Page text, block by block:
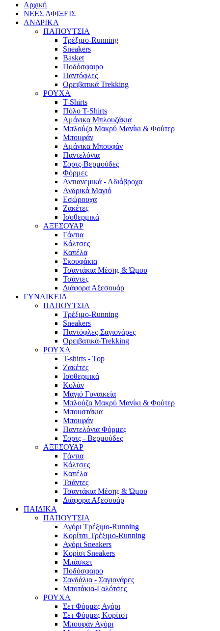
Αρχική
ΝΕΕΣ ΑΦΙΞΕΙΣ
AΝΔΡΙΚΑ
ΠΑΠΟΥΤΣΙΑ
Τρέξιμο-Running
Sneakers
Basket
Ποδόσφαιρο
Παντόφλες
Ορειβατικά Trekking
ΡΟΥΧΑ
T-Shirts
Πόλο T-Shirts
Αμάνικα Μπλουζάκια
Μπλούζα Μακρύ Μανίκι & Φούτερ
Μπουφάν
Αμάνικα Μπουφάν
Παντελόνια
Σορτς-Βερμούδες
Φόρμες
Αντιανεμικά - Αδιάβροχα
Ανδρικά Μαγιό
Εσώρουχα
Ζακέτες
Ισοθερμικά
ΑΞΕΣΟΥΑΡ
Γάντια
Κάλτσες
Καπέλα
Σκουφάκια
Τσαντάκια Μέσης & Ώμου
Τσάντες
Διάφορα Αξεσουάρ
ΓΥΝΑΙΚΕΙΑ
ΠΑΠΟΥΤΣΙΑ
Τρέξιμο-Running
Sneakers
Παντόφλες-Σαγιονάρες
Ορειβατικά-Trekking
ΡΟΥΧΑ
T-shirts - Top
Ζακέτες
Ισοθερμικά
Κολάν
Μαγιό Γυναικεία
Μπλούζα Μακρύ Μανίκι & Φούτερ
Μπουστάκια
Μπουφάν
Παντελόνια Φόρμες
Σορτς - Βερμούδες
ΑΞΕΣΟΥΑΡ
Γάντια
Κάλτσες
Καπέλα
Τσάντες
Τσαντάκια Μέσης & Ώμου
Διάφορα Αξεσουάρ
ΠΑΙΔΙΚΑ
ΠΑΠΟΥΤΣΙΑ
Αγόρι Τρέξιμο-Running
Κορίτσι Τρέξιμο-Running
Αγόρι Sneakers
Κορίσι Sneakers
Μπάσκετ
Ποδόσφαιρο
Σανδάλια - Σαγιονάρες
Μποτάκια-Γαλότσες
ΡΟΥΧΑ
Σετ Φόρμες Αγόρι
Σετ Φόρμες Κορίτσι
Μπουφάν Αγόρι